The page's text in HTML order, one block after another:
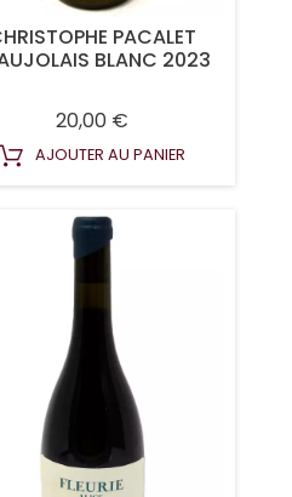
PACALET
BLANC 2023
20,00 €
AJOUTER AU PANIER